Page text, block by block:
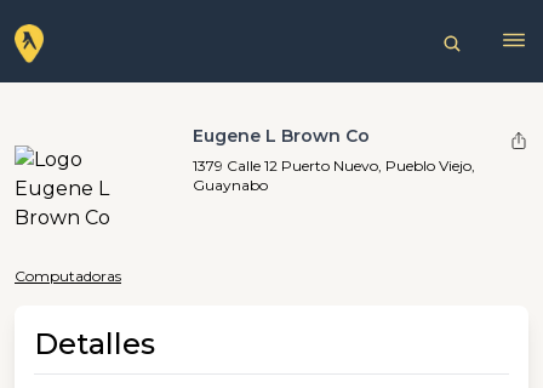
Eugene L Brown Co
1379 Calle 12 Puerto Nuevo, Pueblo Viejo,
Guaynabo
Computadoras
Detalles